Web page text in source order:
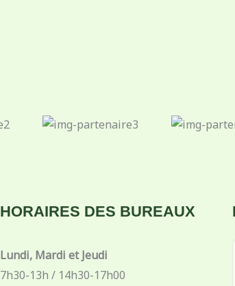
HORAIRES DES BUREAUX
Lundi, Mardi et Jeudi
7h30-13h / 14h30-17h00